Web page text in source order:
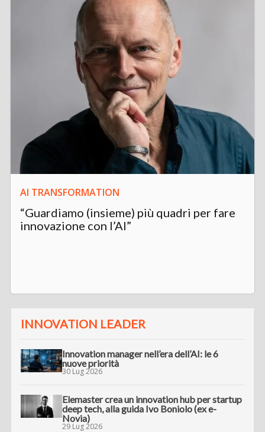
AI TRANSFORMATION
“Guardiamo (insieme) più quadri per fare
innovazione con l’AI”
INNOVATION LEADER
Innovation manager nell’era dell’AI: le 6
nuove priorità
30 Lug 2026
Elemaster crea un innovation hub per startup
deep tech, alla guida Ivo Boniolo (ex e-
Novia)
29 Lug 2026